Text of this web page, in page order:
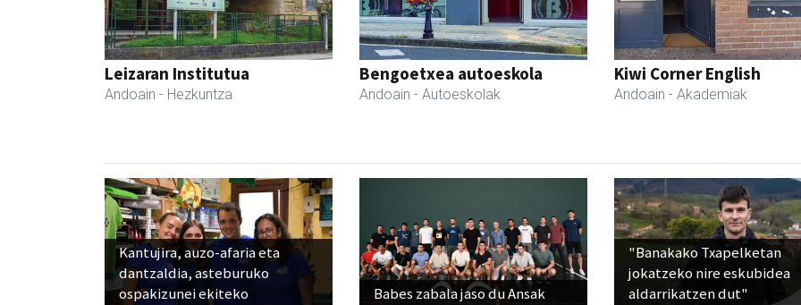
Leizaran Institutua
Andoain - Hezkuntza
Bengoetxea autoeskola
Andoain - Autoeskolak
Kiwi Corner English
Andoain - Akademiak
Kantujira, auzo-afaria eta
dantzaldia, asteburuko
ospakizunei ekiteko
Babes zabala jaso du Ansak
"Banakako Txapelketan
jokatzeko nire eskubidea
aldarrikatzen dut"